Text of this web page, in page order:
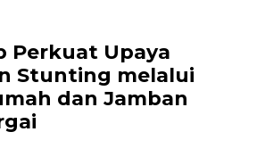
Perkuat Upaya
Stunting melalui
dan Jamban